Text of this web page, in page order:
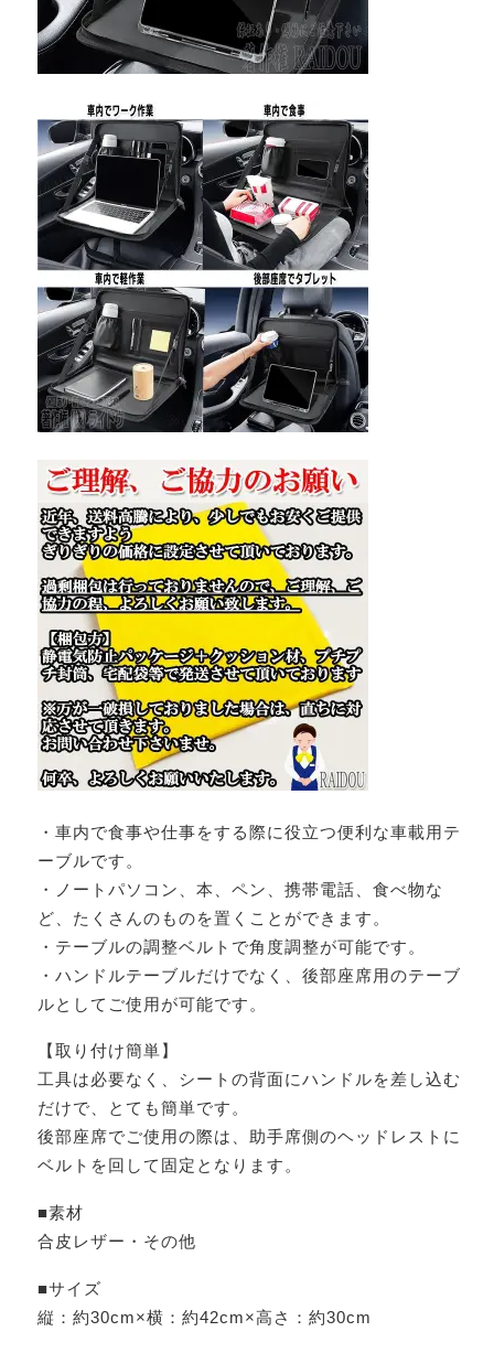
・車内で食事や仕事をする際に役立つ便利な車載用テ
ーブルです。
・ノートパソコン、本、ペン、携帯電話、食べ物な
ど、たくさんのものを置くことができます。
・テーブルの調整ベルトで角度調整が可能です。
・ハンドルテーブルだけでなく、後部座席用のテーブ
ルとしてご使用が可能です。
【取り付け簡単】
工具は必要なく、シートの背面にハンドルを差し込む
だけで、とても簡単です。
後部座席でご使用の際は、助手席側のヘッドレストに
ベルトを回して固定となります。
■素材
合皮レザー・その他
■サイズ
縦：約30cm×横：約42cm×高さ：約30cm